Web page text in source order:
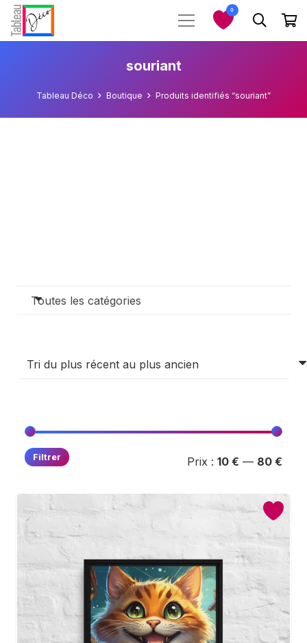
0
souriant
Tableau Déco Boutique Produits identifiés “souriant”
Toutes les catégories
Filtrer Prix : 10 € — 80 €